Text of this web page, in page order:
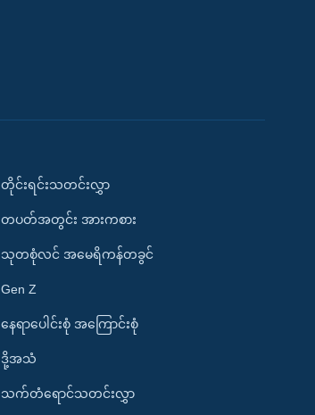
တိုင်းရင်းသတင်းလွှာ
တပတ်အတွင်း အားကစား
သုတစုံလင် အမေရိကန်တခွင်
Gen Z
နေရာပေါင်းစုံ အကြောင်းစုံ
ဒို့အသံ
သက်တံရောင်သတင်းလွှာ